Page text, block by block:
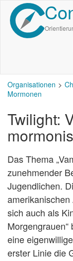
Direkt
zum
Inhalt
Organisationen
Mormonen
Twilight:
Das Thema
zunehmender
Jugendlichen.
sich auch als
eine
erster Linie die